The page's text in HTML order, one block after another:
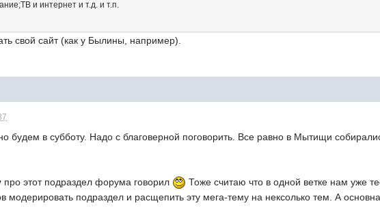
и интернет и т.д. и т.п.
свой сайт (как у Былины, например).
будем в субботу. Надо с благоверной поговорить. Все равно в Мытищи
про этот подраздел форума говорил
Тоже считаю что в одной ветке нам уже
модерировать подраздел и расщепить эту мега-тему на нексолько тем. А